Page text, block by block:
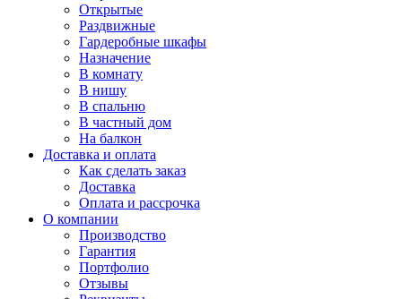
Открытые
Раздвижные
Гардеробные шкафы
Назначение
В комнату
В нишу
В спальню
В частный дом
На балкон
Доставка и оплата
Как сделать заказ
Доставка
Оплата и рассрочка
О компании
Производство
Гарантия
Портфолио
Отзывы